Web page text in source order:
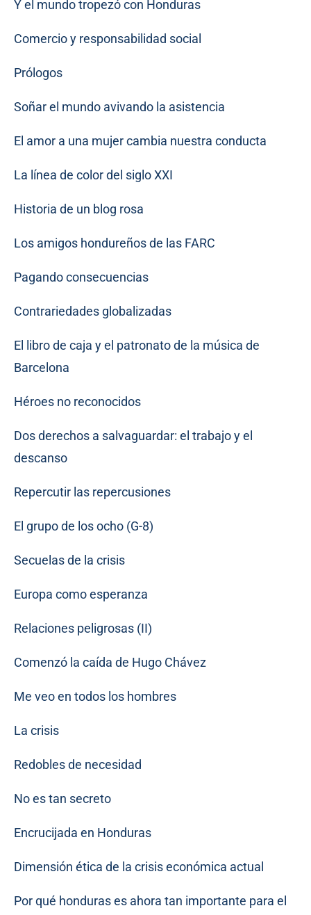
Y el mundo tropezó con Honduras
Comercio y responsabilidad social
Prólogos
Soñar el mundo avivando la asistencia
El amor a una mujer cambia nuestra conducta
La línea de color del siglo XXI
Historia de un blog rosa
Los amigos hondureños de las FARC
Pagando consecuencias
Contrariedades globalizadas
El libro de caja y el patronato de la música de
Barcelona
Héroes no reconocidos
Dos derechos a salvaguardar: el trabajo y el
descanso
Repercutir las repercusiones
El grupo de los ocho (G-8)
Secuelas de la crisis
Europa como esperanza
Relaciones peligrosas (II)
Comenzó la caída de Hugo Chávez
Me veo en todos los hombres
La crisis
Redobles de necesidad
No es tan secreto
Encrucijada en Honduras
Dimensión ética de la crisis económica actual
Por qué honduras es ahora tan importante para el